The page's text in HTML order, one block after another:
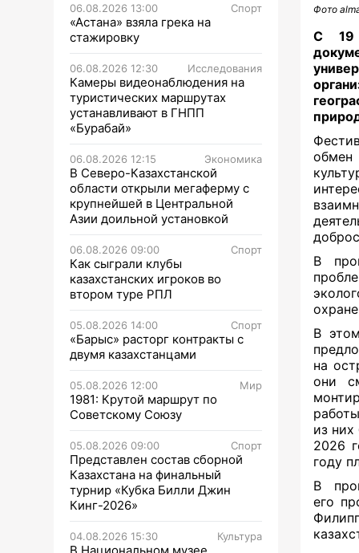
06.08.2026 13:00 Спорт
«Астана» взяла грека на
стажировку
06.08.2026 12:30 Исследования
Камеры видеонаблюдения на
туристических маршрутах
устанавливают в ГНПП
«Бурабай»
06.08.2026 12:15 Экономика
В Северо-Казахстанской
области открыли мегаферму с
крупнейшей в Центральной
Азии доильной установкой
06.08.2026 09:00 Спорт
Как сыграли клубы
казахстанских игроков во
втором туре РПЛ
05.08.2026 14:00 Спорт
«Барыс» расторг контракты с
двумя казахстанцами
05.08.2026 12:00 Мир
1981: Крутой маршрут по
Советскому Союзу
05.08.2026 09:00 Спорт
Представлен состав сборной
Казахстана на финальный
турнир «Кубка Билли Джин
Кинг-2026»
04.08.2026 15:30 Культура
В Национальном музее
Фото
С 19
В
В
на
они
из
2026
году
В
его